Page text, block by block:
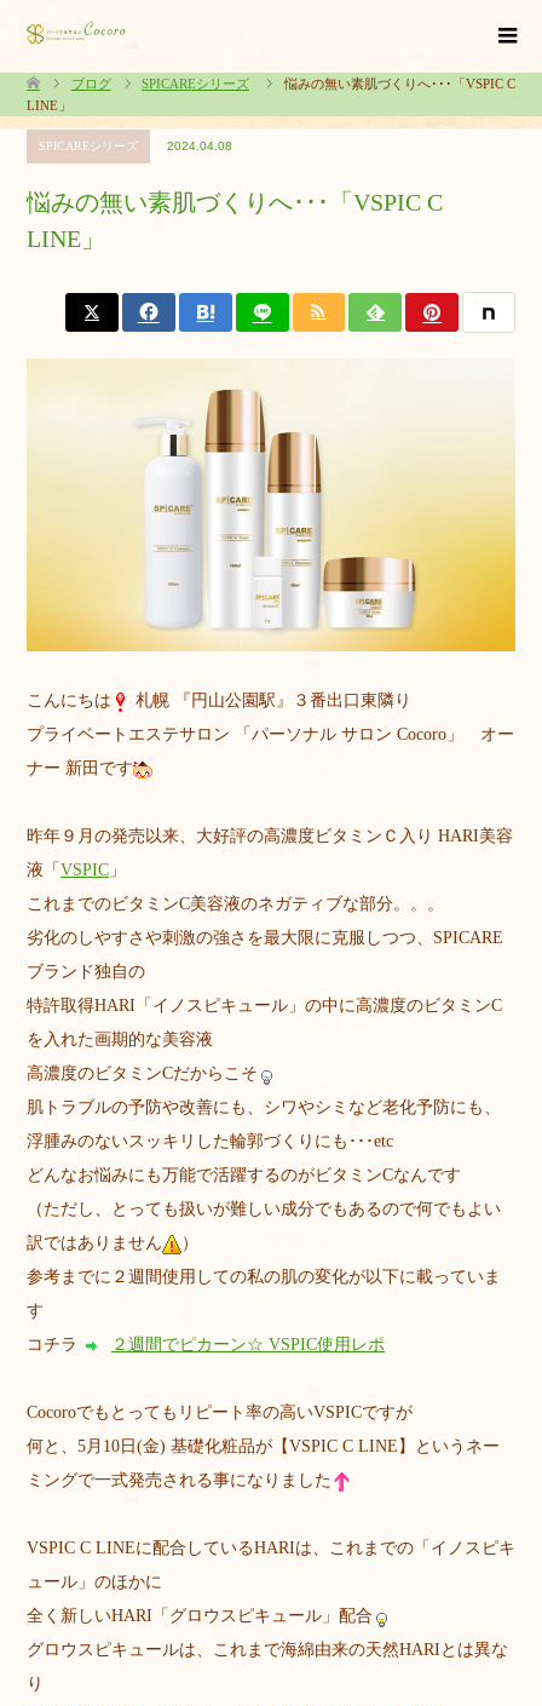
ブログ SPICAREシリーズ
悩みの無い素肌づくりへ･･･「VSPIC C
LINE」
SPICAREシリーズ 2024.04.08
悩みの無い素肌づくりへ･･･「VSPIC C
LINE」
こんにちは
札幌 『円山公園駅』３番出口東隣り
プライベートエステサロン 「パーソナル サロン Cocoro」 オー
ナー 新田です
昨年９月の発売以来、大好評の高濃度ビタミンＣ入り HARI美容
液「 VSPIC 」
これまでのビタミンC美容液のネガティブな部分。。。
劣化のしやすさや刺激の強さを最大限に克服しつつ、SPICARE
ブランド独自の
特許取得HARI「イノスピキュール」の中に高濃度のビタミンC
を入れた画期的な美容液
高濃度のビタミンCだからこそ
肌トラブルの予防や改善にも、シワやシミなど老化予防にも、
浮腫みのないスッキリした輪郭づくりにも･･･etc
どんなお悩みにも万能で活躍するのがビタミンCなんです
（ただし、とっても扱いが難しい成分でもあるので何でもよい
訳ではありません
）
参考までに２週間使用しての私の肌の変化が以下に載っていま
す
コチラ
２週間でピカーン☆ VSPIC使用レポ
Cocoroでもとってもリピート率の高いVSPICですが
何と、5月10日(金) 基礎化粧品が【VSPIC C LINE】というネー
ミングで一式発売される事になりました
VSPIC C LINEに配合しているHARIは、これまでの「イノスピキ
ュール」のほかに
全く新しいHARI「グロウスピキュール」配合
グロウスピキュールは、これまで海綿由来の天然HARIとは異な
り